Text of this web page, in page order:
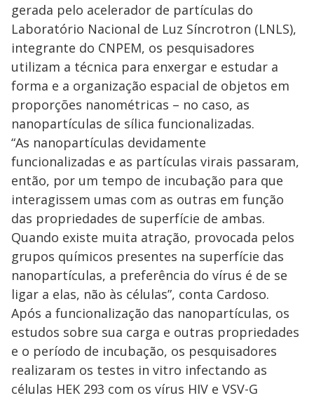
gerada pelo acelerador de partículas do
Laboratório Nacional de Luz Síncrotron (LNLS),
integrante do CNPEM, os pesquisadores
utilizam a técnica para enxergar e estudar a
forma e a organização espacial de objetos em
proporções nanométricas – no caso, as
nanopartículas de sílica funcionalizadas.
“As nanopartículas devidamente
funcionalizadas e as partículas virais passaram,
então, por um tempo de incubação para que
interagissem umas com as outras em função
das propriedades de superfície de ambas.
Quando existe muita atração, provocada pelos
grupos químicos presentes na superfície das
nanopartículas, a preferência do vírus é de se
ligar a elas, não às células”, conta Cardoso.
Após a funcionalização das nanopartículas, os
estudos sobre sua carga e outras propriedades
e o período de incubação, os pesquisadores
realizaram os testes in vitro infectando as
células HEK 293 com os vírus HIV e VSV-G